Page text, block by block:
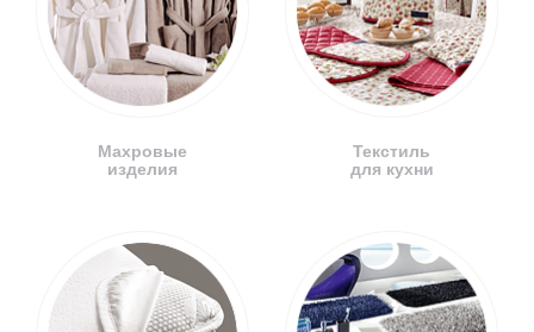
Махровые
изделия
Текстиль
для кухни